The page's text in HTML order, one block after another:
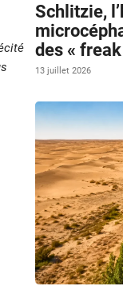
Schlitzie,
des «
13 juillet 2026